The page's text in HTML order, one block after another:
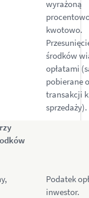
wyrażoną
kwotowo.
środków
opłatami
pobierane
transakcji
sprzedaży).
Podatek
inwestor.